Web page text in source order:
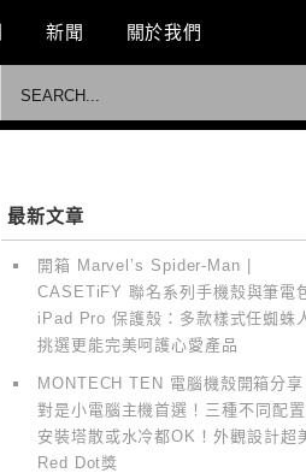
新聞 關於我們
最新文章
開箱 Marvel’s Spider-Man |
CASETiFY 聯名系列手機殼與筆電
iPad Pro 保護殼：多款樣式任蜘蛛
挑選更能完美呵護心愛產品
MONTECH TEN 電腦機殼開箱分享
對是小電腦主機首選！三種不同配
安裝塔散或水冷都OK！外觀設計超
Red Dot獎